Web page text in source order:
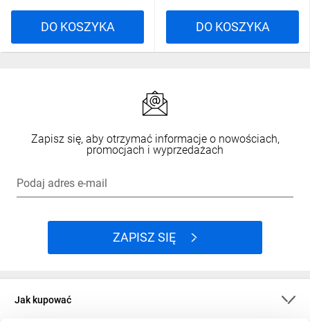
DO KOSZYKA DO KOSZYKA
Zapisz się, aby otrzymać informacje o nowościach,
promocjach i wyprzedażach
Podaj adres e-mail
ZAPISZ SIĘ
Jak kupować